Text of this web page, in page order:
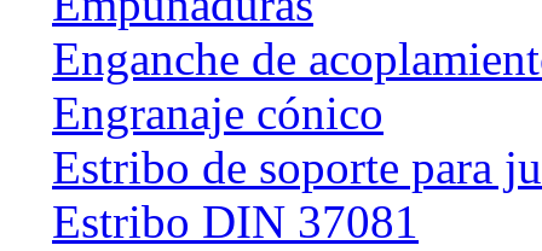
Enganche de
Engranaje cónico
Estribo de soporte para
Estribo DIN 37081